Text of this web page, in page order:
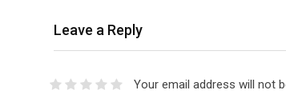
Leave a Reply
Your email address will not